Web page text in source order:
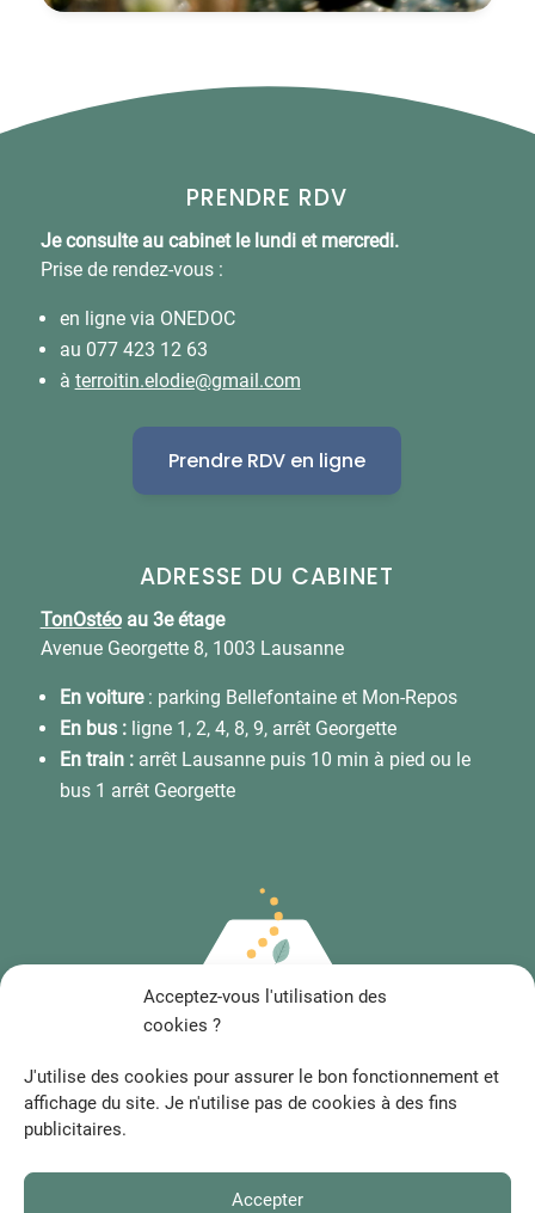
Acceptez-vous l'utilisation des
cookies ?
J'utilise des cookies pour assurer le bon fonctionnement et
affichage du site. Je n'utilise pas de cookies à des fins
publicitaires.
Accepter
PRENDRE RDV
Je consulte au cabinet le lundi et mercredi.
Prise de rendez-vous :
en ligne via ONEDOC
au 077 423 12 63
à terroitin.elodie@gmail.com
Prendre RDV en ligne
ADRESSE DU CABINET
TonOstéoau 3e étage
Avenue Georgette 8, 1003 Lausanne
En voiture: parking Bellefontaine et Mon-Repos
En bus :ligne 1, 2, 4, 8, 9, arrêt Georgette
En train :arrêt Lausanne puis 10 min à pied ou le
bus 1 arrêt Georgette